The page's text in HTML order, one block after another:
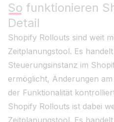
So funktionieren
Detail
Shopify Rollouts sind weit
Zeitplanungstool. Es
Steuerungsinstanz im
ermöglicht, Änderungen
der Funktionalität
Shopify Rollouts ist dabei
Zeitplanungstool. Es